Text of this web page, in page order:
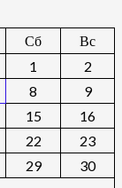
Сб
Вс
1
2
8
9
15
16
22
23
29
30